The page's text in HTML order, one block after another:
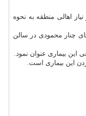
اهالی منطقه به نحوه
چنار محمودی در سالن
این بیماری عنوان نمود.
این بیماری است.